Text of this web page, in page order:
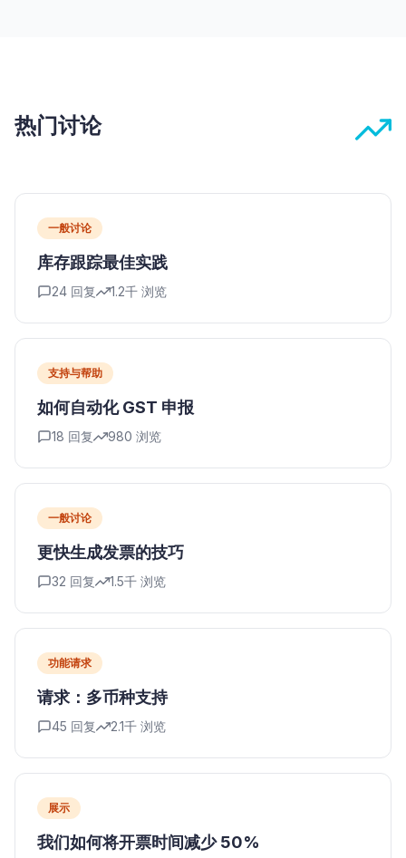
热门讨论
一般讨论
库存跟踪最佳实践
24 回复 1.2千 浏览
支持与帮助
如何自动化 GST 申报
18 回复 980 浏览
一般讨论
更快生成发票的技巧
32 回复 1.5千 浏览
功能请求
请求：多币种支持
45 回复 2.1千 浏览
展示
我们如何将开票时间减少 50%